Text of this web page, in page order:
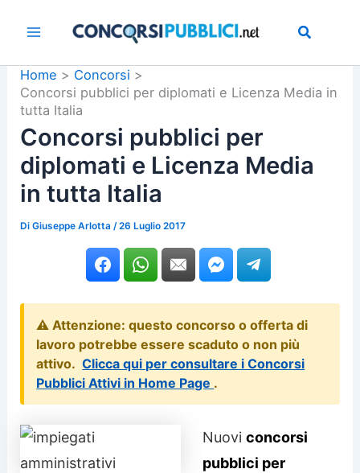
Home
Concorsi
Concorsi pubblici per diplomati e Licenza Media in
tutta Italia
Concorsi pubblici per
diplomati e Licenza Media
in tutta Italia
DiGiuseppe Arlotta /26 Luglio 2017
⚠️ Attenzione: questo concorso o offerta di
lavoro potrebbe essere scaduto o non più
attivo. Clicca qui per consultare i Concorsi
Pubblici Attivi in Home Page .
Nuoviconcorsi
pubblici per